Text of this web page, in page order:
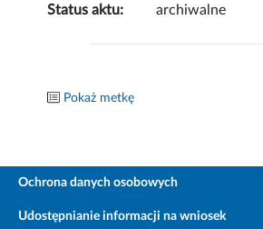
Status aktu: archiwalne
Pokaż metkę
Ochrona danych osobowych
Udostępnianie informacji na wniosek